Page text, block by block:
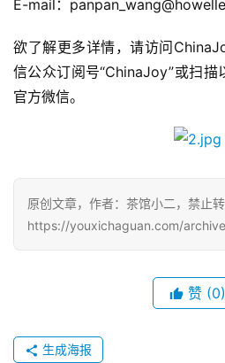
中
文
(
E-mail：
欲了解更多详情，请访问
信公众订阅号“ChinaJoy”或扫
官方微信。
原创文章，作者：茶馆小二，禁止转
https://youxichaguan.com/
赞 (0)
生成海报